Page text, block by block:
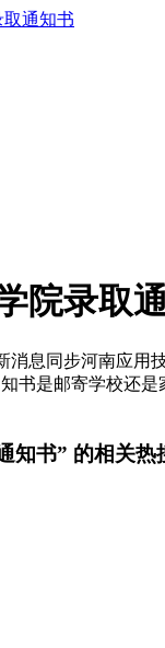
取通知书
院录取
息同步河南应用
书是邮寄学校还
知书” 的相关热